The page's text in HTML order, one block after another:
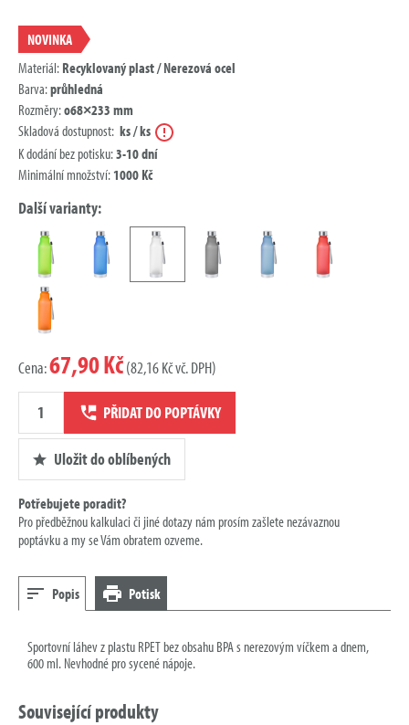
NOVINKA
Materiál: Recyklovaný plast / Nerezová ocel
Barva:průhledná
Rozměry:o68×233 mm
Skladová dostupnost: ks / ks
K dodání bez potisku:3-10 dní
Minimální množství:1000 Kč
Další varianty:
Cena:67,90 Kč(82,16 Kč vč. DPH)
Množství
poptávky
PŘIDAT DO POPTÁVKY
Uložit do oblíbených
Potřebujete poradit?
Pro předběžnou kalkulaci či jiné dotazy nám prosím zašlete nezávaznou
poptávku a my se Vám obratem ozveme.
Popis Potisk
Sportovní láhev z plastu RPET bez obsahu BPA s nerezovým víčkem a dnem,
600 ml. Nevhodné pro sycené nápoje.
Související produkty